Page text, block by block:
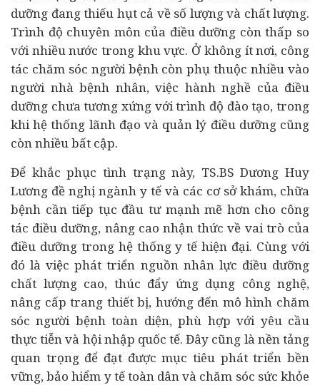
dưỡng đang thiếu hụt cả về số lượng và chất lượng.
Trình độ chuyên môn của điều dưỡng còn thấp so
với nhiều nước trong khu vực. Ở không ít nơi, công
tác chăm sóc người bệnh còn phụ thuộc nhiều vào
người nhà bệnh nhân, việc hành nghề của điều
dưỡng chưa tương xứng với trình độ đào tạo, trong
khi hệ thống lãnh đạo và quản lý điều dưỡng cũng
còn nhiều bất cập.
Để khắc phục tình trạng này, TS.BS Dương Huy
Lương đề nghị ngành y tế và các cơ sở khám, chữa
bệnh cần tiếp tục đầu tư mạnh mẽ hơn cho công
tác điều dưỡng, nâng cao nhận thức về vai trò của
điều dưỡng trong hệ thống y tế hiện đại. Cùng với
đó là việc phát triển nguồn nhân lực điều dưỡng
chất lượng cao, thúc đẩy ứng dụng công nghệ,
nâng cấp trang thiết bị, hướng đến mô hình chăm
sóc người bệnh toàn diện, phù hợp với yêu cầu
thực tiễn và hội nhập quốc tế. Đây cũng là nền tảng
quan trọng để đạt được mục tiêu phát triển bền
vững, bảo hiểm y tế toàn dân và chăm sóc sức khỏe